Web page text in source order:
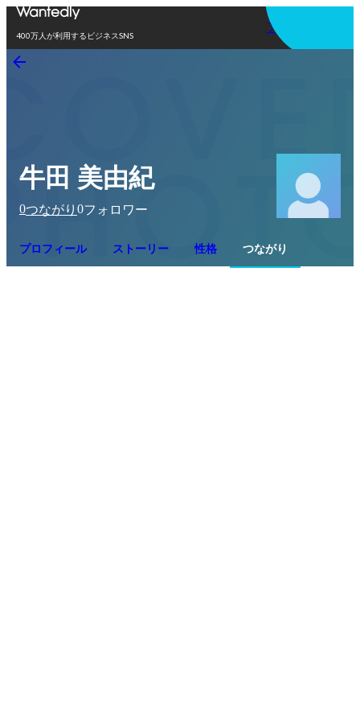
400万人が利用するビジネスSNS
アプリを使う
牛田 美由紀
0つながり 0フォロワー
プロフィール ストーリー 性格 つながり